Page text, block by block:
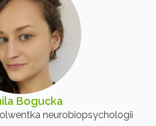
Bogucka
neurobiopsychologii